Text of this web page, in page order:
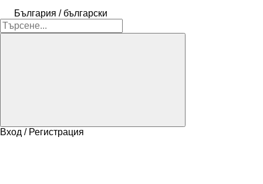
България / български
Вход / Регистрация